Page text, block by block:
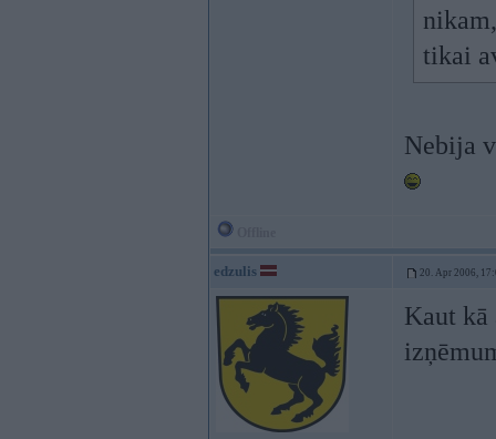
tikai
Nebija
edzulis 20. Apr 2006,
Kaut kā